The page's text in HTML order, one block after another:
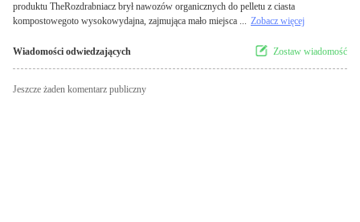
produktu TheRozdrabniacz brył nawozów organicznych do pelletu z ciasta
kompostowegoto wysokowydajna, zajmująca mało miejsca ... Zobacz więcej
Wiadomości odwiedzających Zostaw wiadomość
Jeszcze żaden komentarz publiczny